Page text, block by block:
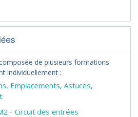
de plusieurs formations
individuellement :
Emplacements, Astuces,
- Circuit des entrées